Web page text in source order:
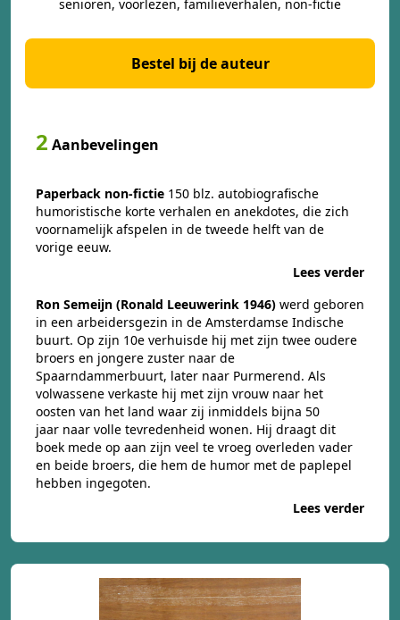
senioren, voorlezen, familieverhalen, non-fictie
Bestel bij de auteur
2 Aanbevelingen
Paperback non-fictie 150 blz. autobiografische
humoristische korte verhalen en anekdotes, die zich
voornamelijk afspelen in de tweede helft van de
vorige eeuw.
Lees verder
Ron Semeijn (Ronald Leeuwerink 1946) werd geboren
in een arbeidersgezin in de Amsterdamse Indische
buurt. Op zijn 10e verhuisde hij met zijn twee oudere
broers en jongere zuster naar de
Spaarndammerbuurt, later naar Purmerend. Als
volwassene verkaste hij met zijn vrouw naar het
oosten van het land waar zij inmiddels bijna 50
jaar naar volle tevredenheid wonen. Hij draagt dit
boek mede op aan zijn veel te vroeg overleden vader
en beide broers, die hem de humor met de paplepel
hebben ingegoten.
Lees verder